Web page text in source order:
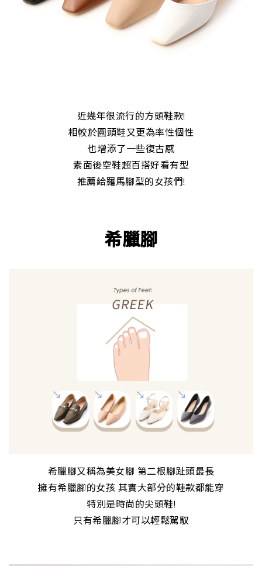
近幾年很流行的方頭鞋款!
相較於圓頭鞋又更為率性個性
也增添了一些復古感
素面後空鞋超百搭好看有型
推薦給羅馬腳型的女孩們!
希臘腳
希臘腳又稱為美女腳 第二根腳趾頭最長
擁有希臘腳的女孩 其實大部分的鞋款都能穿
特別是時尚的尖頭鞋!
只有希臘腳才可以輕鬆駕馭